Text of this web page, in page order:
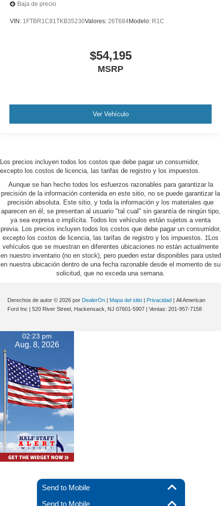
Baja de precio
VIN: 1FTBR1C81TKB35230Valores: 26T684Modelo: R1C
$54,195
MSRP
Ver Vehículo
Los precios incluyen todos los costos que debe pagar un consumidor,
excepto los costos de licencia, las tarifas de registro y los impuestos.
Aunque se han hecho todos los esfuerzos razonables para garantizar la
precisión de la información contenida en este sitio, no se puede garantizar la
precisión absoluta. Este sitio, y toda la información y los materiales que
aparecen en él, se presentan al usuario "tal cual" sin garantía de ningún tipo,
ya sea expresa o implícita. Todos los vehículos están sujetos a venta
previa. Los precios incluyen todos los costos que debe pagar un consumidor,
excepto los costos de licencia, las tarifas de registro y los impuestos. ‡Los
vehículos que se muestran en diferentes ubicaciones no están actualmente
en nuestro inventario (no en stock), pero pueden estar disponibles para usted
en nuestra ubicación dentro de una fecha razonable desde el momento de su
solicitud, que no exceda una semana.
Derechos de autor © 2026 por DealerOn | Mapa del sitio | Privacidad | All American
Ford Inc | 520 River Street, Hackensack, NJ 07601-5907 | Ventas: 201-957-7158
02:23 pm
Aug. 8, 2026
Send to Mobile
Send to Mobile